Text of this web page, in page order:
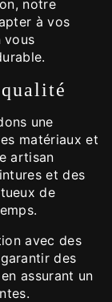
notre
à vos
vous
une
matériaux et
artisan
et des
de
avec des
des
assurant un